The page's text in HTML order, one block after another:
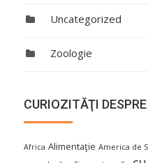
Uncategorized
Zoologie
CURIOZITĂŢI DESPRE
Africa Alimentaţie America de